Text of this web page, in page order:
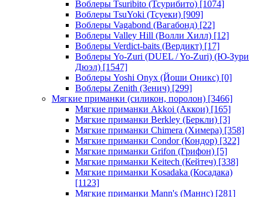
Воблеры Tsuribito (Тсурибито) [1074]
Воблеры TsuYoki (Тсуеки) [909]
Воблеры Vagabond (Вагабонд) [22]
Воблеры Valley Hill (Волли Хилл) [12]
Воблеры Verdict-baits (Вердикт) [17]
Воблеры Yo-Zuri (DUEL / Yo-Zuri) (Ю-Зури
Дюэл) [1547]
Воблеры Yoshi Onyx (Йоши Оникс) [0]
Воблеры Zenith (Зенич) [299]
Мягкие приманки (силикон, поролон) [3466]
Мягкие приманки Akkoi (Аккои) [165]
Мягкие приманки Berkley (Беркли) [3]
Мягкие приманки Chimera (Химера) [358]
Мягкие приманки Condor (Кондор) [322]
Мягкие приманки Grifon (Грифон) [5]
Мягкие приманки Keitech (Кейтеч) [338]
Мягкие приманки Kosadaka (Косадака)
[1123]
Мягкие приманки Mann's (Маннс) [281]